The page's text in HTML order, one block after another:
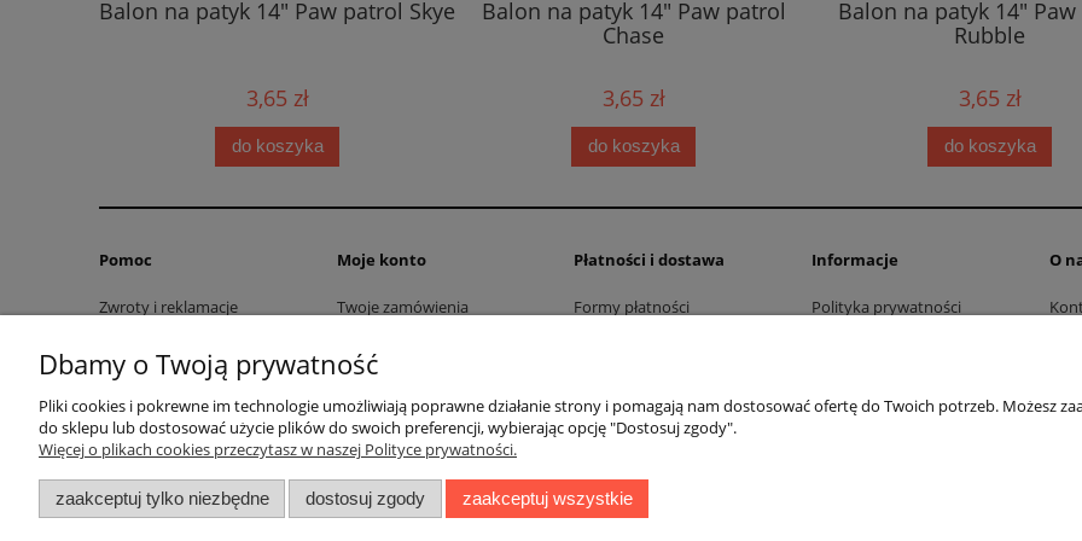
Balon na patyk 14" Paw patrol Skye
3,65 zł
do koszyka
Balon na patyk 14" Paw patrol
Chase
3,65 zł
do koszyka
Balon na patyk 14"
Rubble
3,65 zł
do koszyka
Pomoc
Zwroty i reklamacje
Regulamin
Moje konto
Twoje zamówienia
Przechowalnia
Płatności i dostawa
Formy płatności
Informacje
Polityka prywatności
O
Dbamy o Twoją prywatność
Pliki cookies i pokrewne im technologie umożliwiają poprawne działanie strony i pomagają nam dostosować ofertę do Twoich potrzeb. Możesz
do sklepu lub dostosować użycie plików do swoich preferencji, wybierając opcję "Dostosuj zgody".
Więcej o plikach cookies przeczytasz w naszej Polityce prywatności.
zaakceptuj tylko niezbędne dostosuj zgody zaakceptuj wszystkie